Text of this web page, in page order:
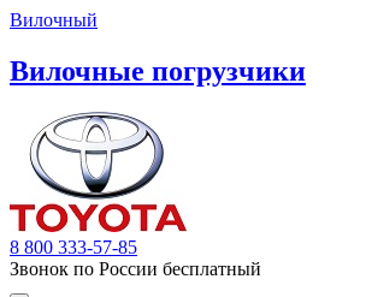
Вилочный
Вилочные погрузчики
8 800 333-57-85
Звонок по России бесплатный